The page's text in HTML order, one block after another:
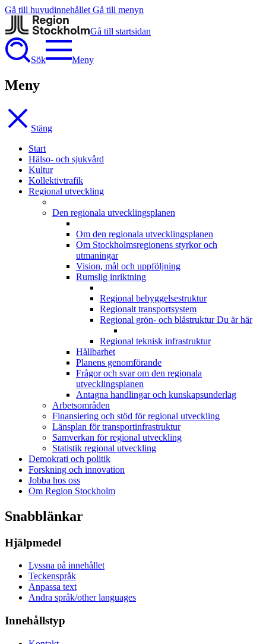
Gå till huvudinnehållet Gå till menyn
Gå till startsidan
Sök Meny
Meny
Stäng
Start
Hälso- och sjukvård
Kultur
Kollektivtrafik
Regional utveckling
Den regionala utvecklingsplanen
Om den regionala utvecklingsplanen
Om Stockholmsregionens styrkor och
utmaningar
Vision, mål och uppföljning
Rumslig inriktning
Regional bebyggelsestruktur
Regionalt transportsystem
Regional grön- och blåstruktur Du är här
Regional teknisk infrastruktur
Hållbarhet
Planens genomförande
Frågor och svar om den regionala
utvecklingsplanen
Antagna handlingar och kunskapsunderlag
Arbetsområden
Finansiering och stöd för regional utveckling
Länsplan för transportinfrastruktur
Samverkan för regional utveckling
Statistik regional utveckling
Demokrati och politik
Forskning och innovation
Jobba hos oss
Om Region Stockholm
Snabblänkar
Hjälpmedel
Lyssna på innehållet
Teckenspråk
Anpassa text
Andra språk/other languages
Innehållstyp